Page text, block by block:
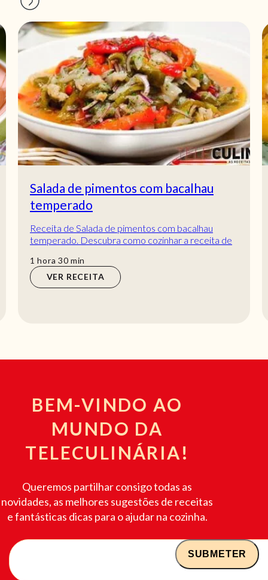
Salada de pimentos com bacalhau
temperado
Receita de Salada de pimentos com bacalhau
temperado. Descubra como cozinhar a receita de
manei...
1 hora
hora 30min
min
VER RECEITA
BEM-VINDO AO
MUNDO DA
TELECULINÁRIA!
Queremos partilhar consigo todas as
novidades, as melhores sugestões de receitas
e fantásticas dicas para o ajudar na cozinha.